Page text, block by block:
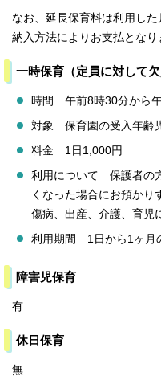
なお、延長保育料は利用し
納入方法によりお支払となり
一時保育（定員に対して
時間 午前8時30分から
対象 保育園の受入年齢
料金 1日1,000円
利用について 保護者の
くなった場合にお預かり
傷病、出産、介護、育児
利用期間 1日から1ヶ月
障害児保育
有
休日保育
無